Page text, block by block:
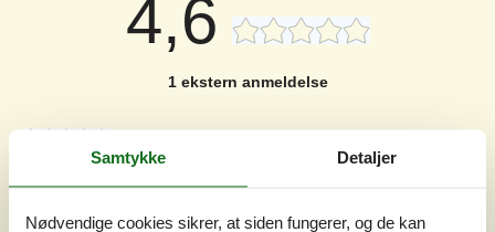
4,6
1 ekstern anmeldelse
4,5 Beliggenhed:
Interiør:
4
Samtykke Detaljer
Nødvendige cookies sikrer, at siden fungerer, og de kan